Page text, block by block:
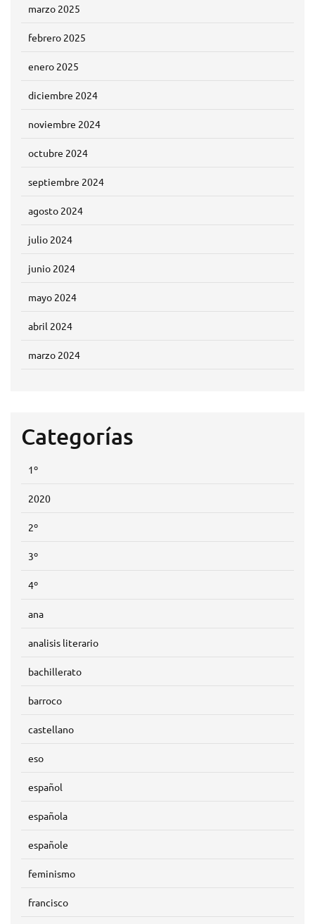
marzo 2025
febrero 2025
enero 2025
diciembre 2024
noviembre 2024
octubre 2024
septiembre 2024
agosto 2024
julio 2024
junio 2024
mayo 2024
abril 2024
marzo 2024
Categorías
1º
2020
2º
3º
4º
ana
analisis literario
bachillerato
barroco
castellano
eso
español
española
españole
feminismo
francisco